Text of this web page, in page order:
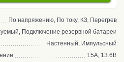
По напряжению, По току, КЗ, Перегрев
Подключение резервной батареи
Настенный, Импульсный
15А, 13.6В